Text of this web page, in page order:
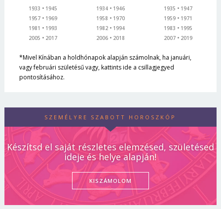
1933
1945
1957
1969
1981
1993
2005
2017
1934
1946
1958
1970
1982
1994
2006
2018
1935
1947
1959
1971
1983
1995
2007
2019
*Mivel Kínában a holdhónapok alapján számolnak, ha januári,
vagy februári születésű vagy, kattints ide a csillagjegyed
pontosításához.
SZEMÉLYRE SZABOTT HOROSZKÓP
Készítsd el saját részletes elemzésed, születésed
ideje és helye alapján!
KISZÁMOLOM